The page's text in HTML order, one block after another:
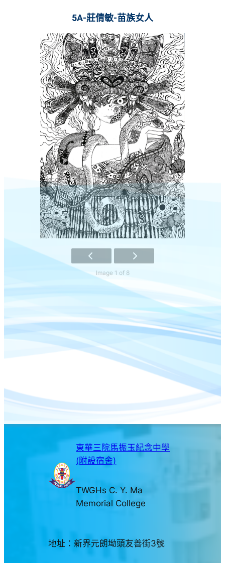
5A-莊倩敏-苗族女人
Image 1 of 8
東華三院馬振玉紀念中學
(附設宿舍)
TWGHs C. Y. Ma
Memorial College
地址：新界元朗坳頭友善街3號